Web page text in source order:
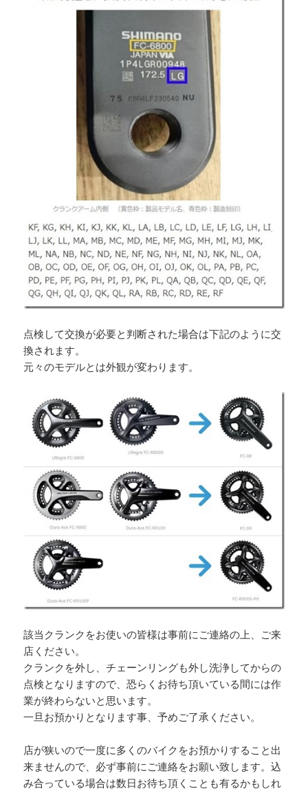
点検して交換が必要と判断された場合は下記のように交
換されます。
元々のモデルとは外観が変わります。
該当クランクをお使いの皆様は事前にご連絡の上、ご来
店ください。
クランクを外し、チェーンリングも外し洗浄してからの
点検となりますので、恐らくお待ち頂いている間には作
業が終わらないと思います。
一旦お預かりとなります事、予めご了承ください。
店が狭いので一度に多くのバイクをお預かりすること出
来ませんので、必ず事前にご連絡をお願い致します。込
み合っている場合は数日お待ち頂くことも有るかもしれ